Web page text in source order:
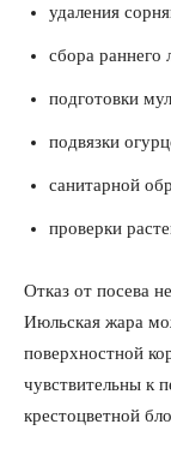
удаления
сбора раннего
подготовки
подвязки
санитарной
проверки
Отказ от посева
Июльская жара
поверхностной
чувствительны к
крестоцветной